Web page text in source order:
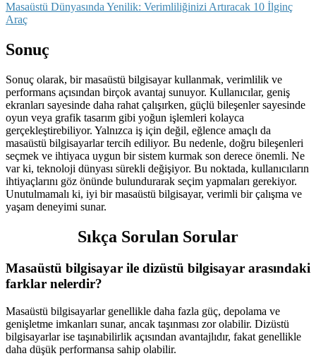
Masaüstü Dünyasında Yenilik: Verimliliğinizi Artıracak 10 İlginç
Araç
Sonuç
Sonuç olarak, bir masaüstü bilgisayar kullanmak, verimlilik ve
performans açısından birçok avantaj sunuyor. Kullanıcılar, geniş
ekranları sayesinde daha rahat çalışırken, güçlü bileşenler sayesinde
oyun veya grafik tasarım gibi yoğun işlemleri kolayca
gerçekleştirebiliyor. Yalnızca iş için değil, eğlence amaçlı da
masaüstü bilgisayarlar tercih ediliyor. Bu nedenle, doğru bileşenleri
seçmek ve ihtiyaca uygun bir sistem kurmak son derece önemli. Ne
var ki, teknoloji dünyası sürekli değişiyor. Bu noktada, kullanıcıların
ihtiyaçlarını göz önünde bulundurarak seçim yapmaları gerekiyor.
Unutulmamalı ki, iyi bir masaüstü bilgisayar, verimli bir çalışma ve
yaşam deneyimi sunar.
Sıkça Sorulan Sorular
Masaüstü bilgisayar ile dizüstü bilgisayar arasındaki
farklar nelerdir?
Masaüstü bilgisayarlar genellikle daha fazla güç, depolama ve
genişletme imkanları sunar, ancak taşınması zor olabilir. Dizüstü
bilgisayarlar ise taşınabilirlik açısından avantajlıdır, fakat genellikle
daha düşük performansa sahip olabilir.